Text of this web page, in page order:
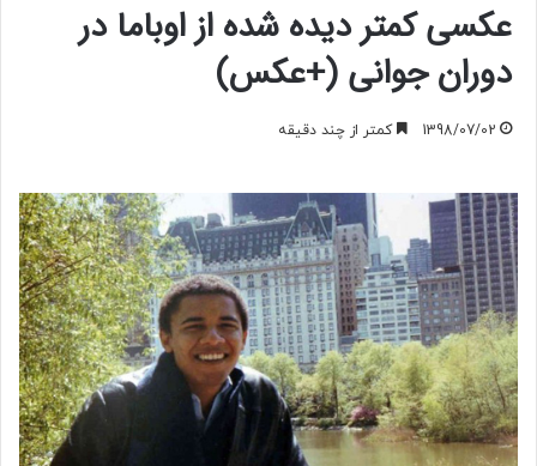
عکسی کمتر دیده شده از اوباما در
دوران جوانی (+عکس)
1398/07/02 کمتر از چند دقیقه